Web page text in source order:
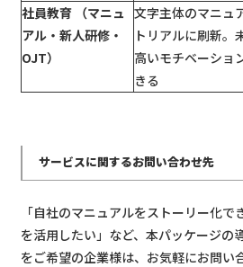
社員教育 （マニュ
アル・新人研修・
OJT）
文字主体のマニュ
トリアルに刷新。
高いモチベーショ
きる
サービスに関するお問い合わせ先
「自社のマニュアルをストーリー化で
を活用したい」など、本パッケージの
をご希望の企業様は、お気軽にお問い